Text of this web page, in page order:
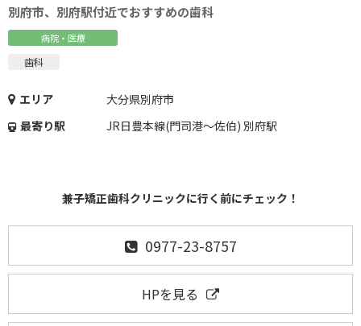
別府市、別府駅付近でおすすめの歯科
病院・医療
歯科
エリア
大分県別府市
最寄り駅
JR日豊本線(門司港～佐伯) 別府駅
兼子矯正歯科クリニックに行く前にチェック！
0977-23-8757
HPを見る